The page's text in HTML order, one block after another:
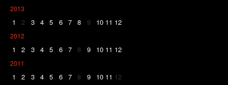
2013
1 2 3 4 5 6 7 8 9 10 11 12
2012
1 2 3 4 5 6 7 8 9 10 11 12
2011
1 2 3 4 5 6 7 8 9 10 11 12